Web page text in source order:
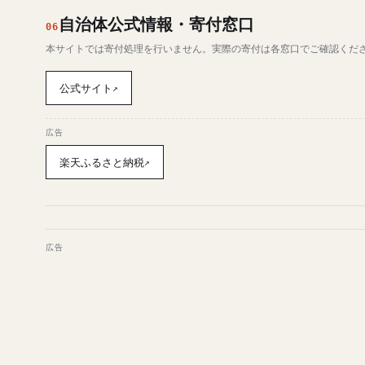
06 自治体公式情報・寄付窓口
本サイトでは寄付処理を行いません。実際の寄付は各窓口でご確認くだ
公式サイト ↗
広告
楽天ふるさと納税↗
広告